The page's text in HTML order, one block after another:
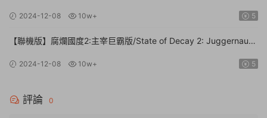
2024-12-08 10w+ 5
【聯機版】腐爛國度2:主宰巨霸版/State of Decay 2: Juggernaut
2024-12-08 10w+ 5
評論 0